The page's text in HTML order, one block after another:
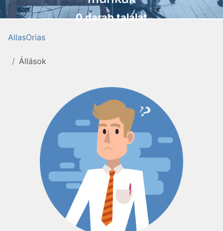
0 darab találat
AllasOrias
Állások